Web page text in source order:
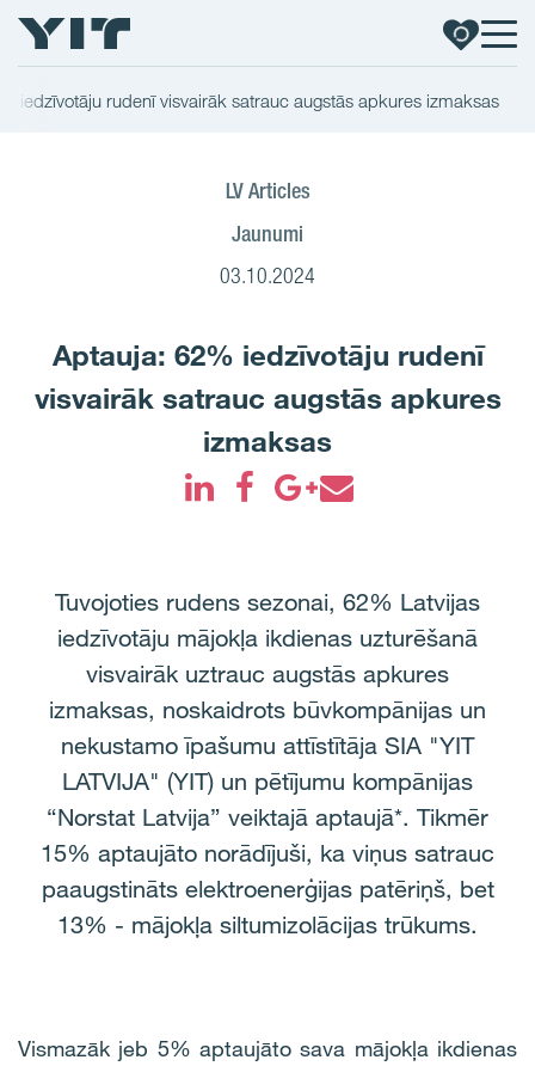
iedzīvotāju rudenī visvairāk satrauc augstās apkures izmaksas
LV Articles
Jaunumi
03.10.2024
Aptauja: 62% iedzīvotāju rudenī
visvairāk satrauc augstās apkures
izmaksas
Tuvojoties rudens sezonai, 62% Latvijas
iedzīvotāju mājokļa ikdienas uzturēšanā
visvairāk uztrauc augstās apkures
izmaksas, noskaidrots būvkompānijas un
nekustamo īpašumu attīstītāja SIA "YIT
LATVIJA" (YIT) un pētījumu kompānijas
“Norstat Latvija” veiktajā aptaujā*. Tikmēr
15% aptaujāto norādījuši, ka viņus satrauc
paaugstināts elektroenerģijas patēriņš, bet
13% - mājokļa siltumizolācijas trūkums.
Vismazāk jeb 5% aptaujāto sava mājokļa ikdienas